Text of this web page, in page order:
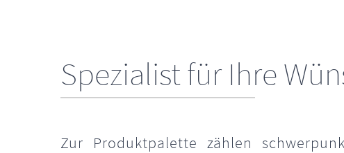
Spezialist für Ihre
Zur Produktpalette zählen